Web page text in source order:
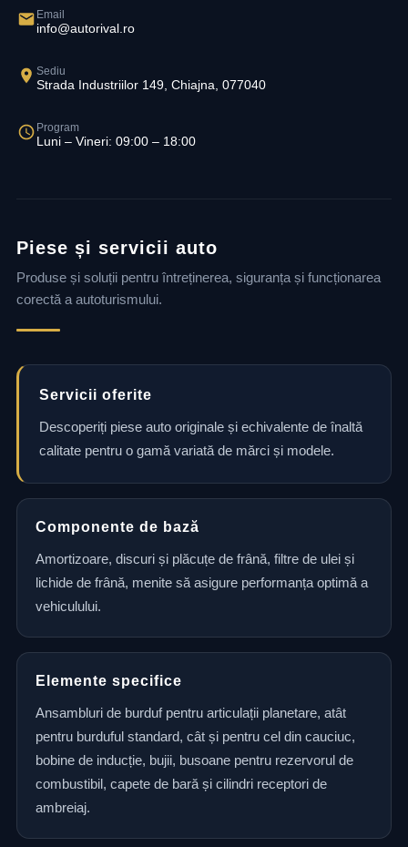
Email
info@autorival.ro
Sediu
Strada Industriilor 149, Chiajna, 077040
Program
Luni – Vineri: 09:00 – 18:00
Piese și servicii auto
Produse și soluții pentru întreținerea, siguranța și funcționarea
corectă a autoturismului.
Servicii oferite
Descoperiți piese auto originale și echivalente de înaltă
calitate pentru o gamă variată de mărci și modele.
Componente de bază
Amortizoare, discuri și plăcuțe de frână, filtre de ulei și
lichide de frână, menite să asigure performanța optimă a
vehiculului.
Elemente specifice
Ansambluri de burduf pentru articulații planetare, atât
pentru burduful standard, cât și pentru cel din cauciuc,
bobine de inducție, bujii, busoane pentru rezervorul de
combustibil, capete de bară și cilindri receptori de
ambreiaj.